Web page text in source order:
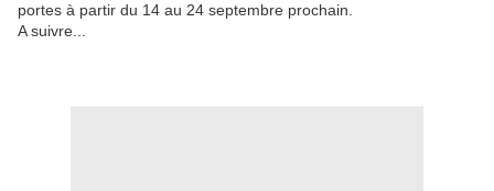
portes à partir du 14 au 24 septembre prochain.
A suivre...